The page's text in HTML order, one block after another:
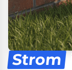
Strom